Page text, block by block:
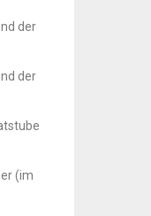
der
der
(im